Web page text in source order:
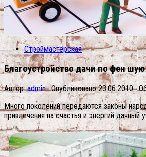
Строймастерская
Благоустройство дачи по фен шую
Автор:admin · Опубликовано23.06.2010·
Много поколений передаются законы
привлечения на счастья и энергий дачный